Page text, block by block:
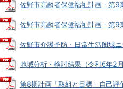
佐野市高齢者保健福祉計画・第
佐野市高齢者保健福祉計画・第
佐野市介護予防・日常生活圏域
地域分析・検討結果（令和6年2
第8期計画「取組と目標」自己